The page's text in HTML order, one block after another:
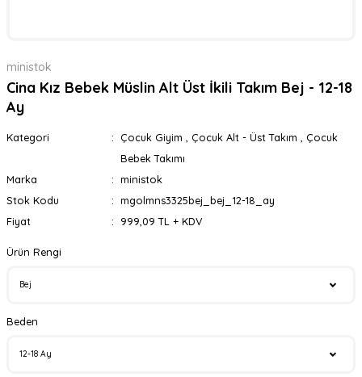
ministok
Cina Kız Bebek Müslin Alt Üst İkili Takım Bej - 12-18
Ay
Kategori Çocuk Giyim Çocuk Alt - Üst Takım
Çocuk
Bebek Takımı
Marka
ministok
Stok Kodu
mgolmns3325bej_bej_12-18_ay
Fiyat
999,09 TL + KDV
Ürün Rengi
Beden